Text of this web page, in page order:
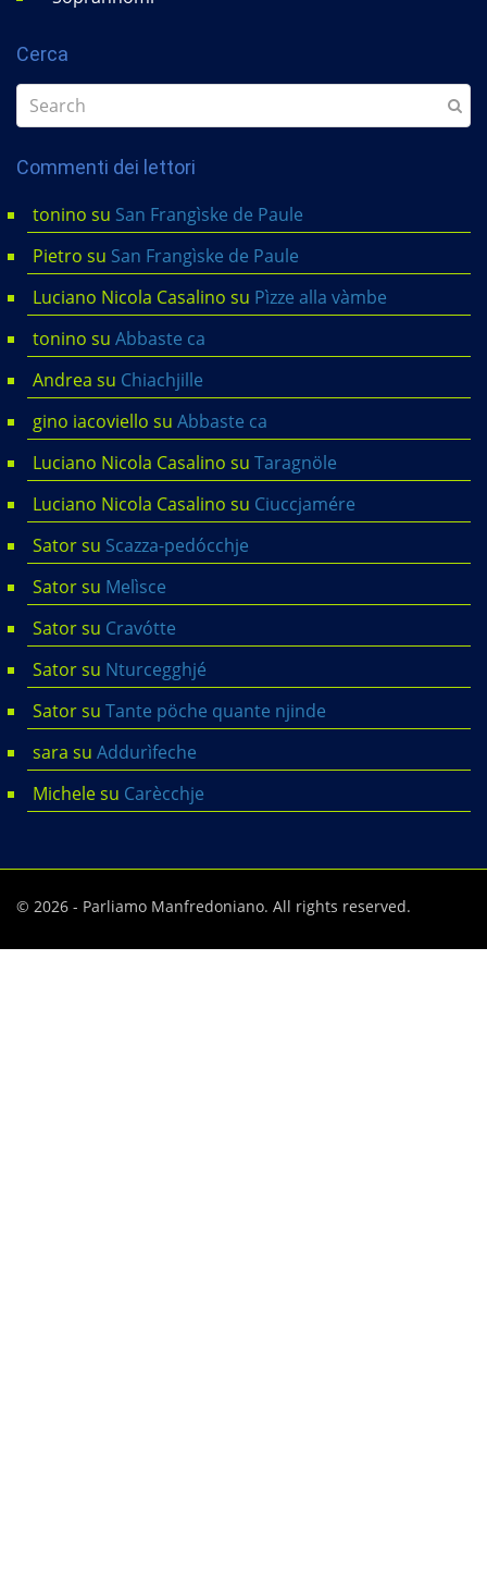
Cerca
Commenti dei lettori
tonino su San Frangìske de Paule
Pietro su San Frangìske de Paule
Luciano Nicola Casalino su Pìzze alla vàmbe
tonino su Abbaste ca
Andrea su Chiachjille
gino iacoviello su Abbaste ca
Luciano Nicola Casalino su Taragnöle
Luciano Nicola Casalino su Ciuccjamére
Satorsu Scazza-pedócchje
Satorsu Melìsce
Satorsu Cravótte
Satorsu Nturcegghjé
Satorsu Tante pöche quante njinde
sara su Addurìfeche
Michelesu Carècchje
© 2026 - Parliamo Manfredoniano. All rights reserved.